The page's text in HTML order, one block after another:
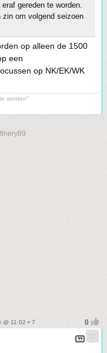
gereden te worden.
om volgend seizoen
op alleen de 1500
een
op NK/EK/WK
worden"
@ 11:02 • 7